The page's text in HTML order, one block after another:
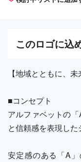
このロゴに込
【地域とともに、未
■コンセプト
アルファベットの
と信頼感を表現した
安定感のある「A